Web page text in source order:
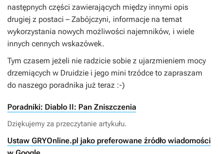
następnych części zawierających między innymi opis
drugiej z postaci – Zabójczyni, informacje na temat
wykorzystania nowych możliwości najemników, i wiele
innych cennych wskazówek.
Tym czasem jeżeli nie radzicie sobie z ujarzmieniem mocy
drzemiących w Druidzie i jego mini trzódce to zapraszam
do naszego poradnika już teraz :-)
Poradniki: Diablo II: Pan Zniszczenia
Dziękujemy za przeczytanie artykułu.
Ustaw GRYOnline.pl jako preferowane źródło wiadomości